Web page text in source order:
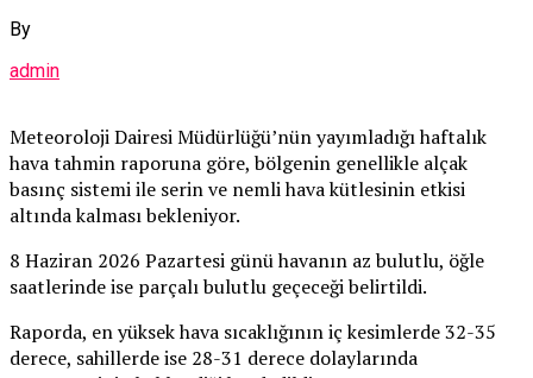
By
admin
Meteoroloji Dairesi Müdürlüğü’nün yayımladığı haftalık
hava tahmin raporuna göre, bölgenin genellikle alçak
basınç sistemi ile serin ve nemli hava kütlesinin etkisi
altında kalması bekleniyor.
8 Haziran 2026 Pazartesi günü havanın az bulutlu, öğle
saatlerinde ise parçalı bulutlu geçeceği belirtildi.
Raporda, en yüksek hava sıcaklığının iç kesimlerde 32-35
derece, sahillerde ise 28-31 derece dolaylarında